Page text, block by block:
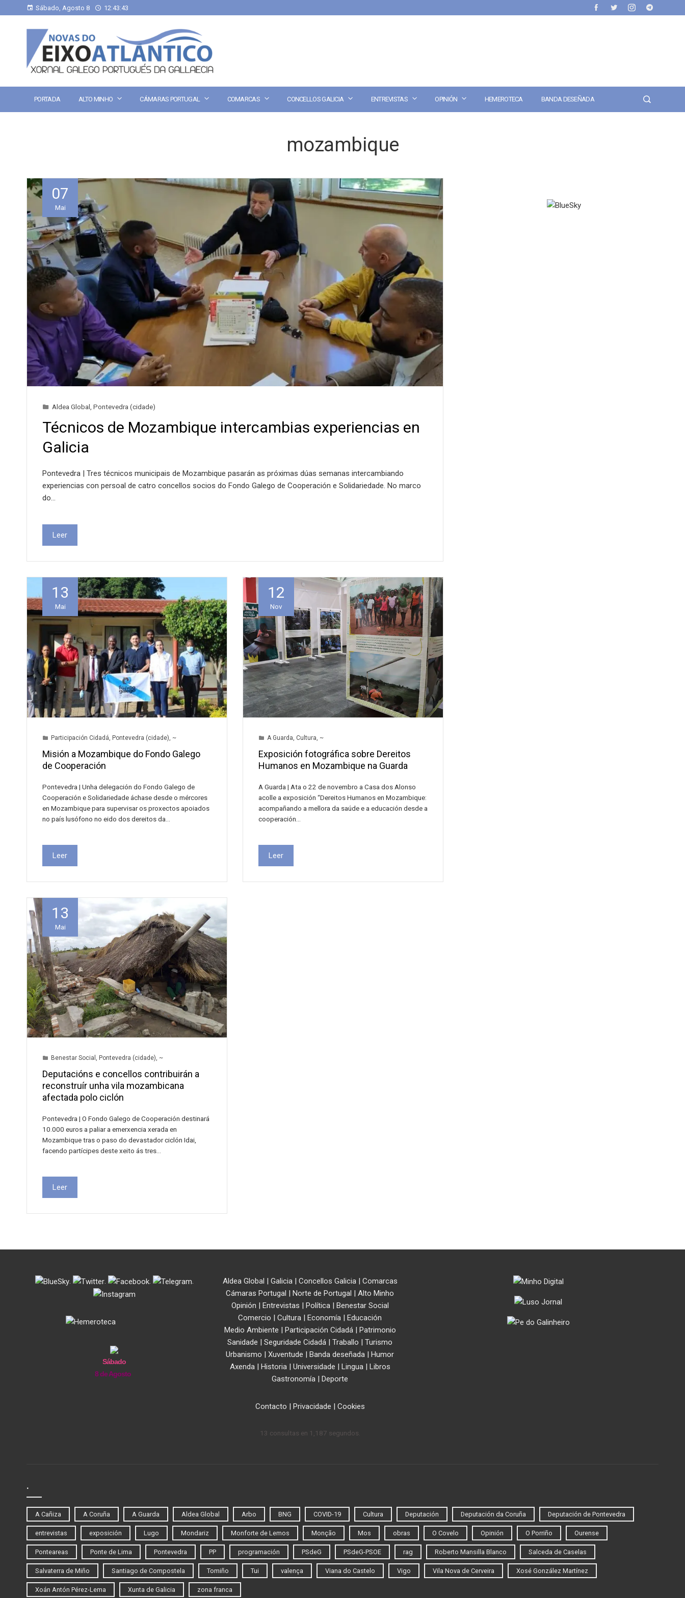
Sábado, Agosto 8 12:43:43
PORTADA ALTO MINHO CÁMARAS PORTUGAL COMARCAS CONCELLOS GALICIA ENTREVISTAS OPINIÓN HEMEROTECA BANDA DESEÑADA
mozambique
07
Mai
Aldea Global Pontevedra (cidade)
Técnicos de Mozambique intercambias experiencias en
Galicia
Pontevedra | Tres técnicos municipais de Mozambique pasarán as próximas dúas semanas intercambiando
experiencias con persoal de catro concellos socios do Fondo Galego de Cooperación e Solidariedade. No marco
do…
Leer
13
Mai
Participación Cidadá Pontevedra (cidade) ~
Misión a Mozambique do Fondo Galego
de Cooperación
Pontevedra | Unha delegación do Fondo Galego de
Cooperación e Solidariedade áchase desde o mércores
en Mozambique para supervisar os proxectos apoiados
no país lusófono no eido dos dereitos da…
Leer
12
Nov
A Guarda Cultura ~
Exposición fotográfica sobre Dereitos
Humanos en Mozambique na Guarda
A Guarda | Ata o 22 de novembro a Casa dos Alonso
acolle a exposición “Dereitos Humanos en Mozambique:
acompañando a mellora da saúde e a educación desde a
cooperación…
Leer
13
Mai
Benestar Social , Pontevedra (cidade), ~
Deputacións e concellos contribuirán a
reconstruír unha vila mozambicana
afectada polo ciclón
Pontevedra | O Fondo Galego de Cooperación destinará
10.000 euros a paliar a emerxencia xerada en
Mozambique tras o paso do devastador ciclón Idai,
facendo partícipes deste xeito ás tres…
Leer
. . . .
Sábado
8 de Agosto
Aldea Global | Galicia| Concellos Galicia| Comarcas
Cámaras Portugal | Norte de Portugal | Alto Minho
Opinión | Entrevistas | Política| Benestar Social
Comercio | Cultura | Economía | Educación
Medio Ambiente | Participación Cidadá| Patrimonio
Sanidade | Seguridade Cidadá | Traballo | Turismo
Urbanismo | Xuventude | Banda deseñada | Humor
Axenda| Historia| Universidade | Lingua| Libros
Gastronomía | Deporte
Contacto | Privacidade | Cookies
13 consultas en 1,187 segundos.
.
A Cañiza A Coruña A Guarda Aldea Global Arbo BNG COVID-19 Cultura Deputación Deputación da Coruña Deputación de Pontevedra
entrevistas exposición Lugo Mondariz Monforte de Lemos Monção Mos obras O Covelo Opinión O Porriño Ourense
Ponteareas Ponte de Lima Pontevedra PP programación PSdeG PSdeG-PSOE rag Roberto Mansilla Blanco Salceda de Caselas
Salvaterra de Miño Santiago de Compostela Tomiño Tui valença Viana do Castelo Vigo Vila Nova de Cerveira Xosé González Martínez
Xoán Antón Pérez-Lema Xunta de Galicia zona franca